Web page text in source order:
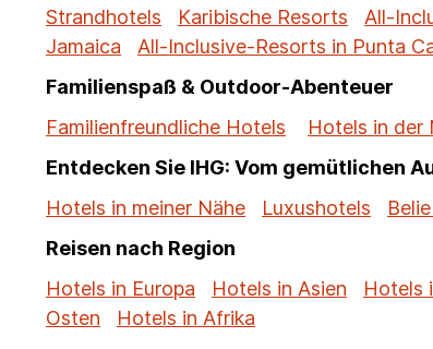
Strandhotels
Karibische Resorts All-
Jamaica
All-Inclusive-Resorts in Punta
Familienspaß & Outdoor-Abenteuer
Familienfreundliche Hotels
Hotels in der
Entdecken Sie IHG: Vom gemütlichen
Hotels in meiner Nähe
Luxushotels
Reisen nach Region
Hotels in Europa
Hotels in Asien Hotels
Osten
Hotels in Afrika